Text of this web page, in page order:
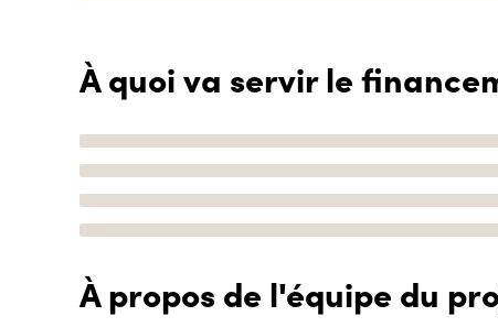
À quoi va servir le
À propos de l'équipe du